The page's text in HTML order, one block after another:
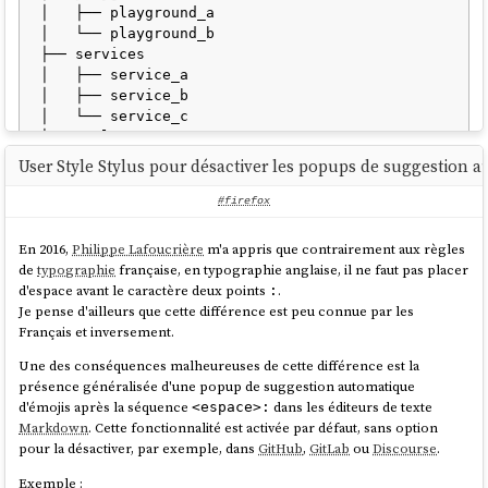
priority::7days: une issue qui doit être traitée d'ici à 1
semaine
Labels de workflow
Une issue doit avoir un et seulement un label de type
un seul label de typeproduct-review.
Couleur :0033CC
spécifiée par un membre de l'équipe produit
workflow::need-design: l'issue a besoin de
wireframe, design, …
workflow::need-tech-specs: l'issue doit être
affinerpar un membre de l'équipe tech
workflow::ready-for-development : l'issue est
prête à être implémentée
workflow::to-be-continued
: l'issue a été
commencée, mais mise en pause parce que le
développeur est assigné sur une autre issue.
│   ├── playground_a
│   └── playground_b
├── services
│   ├── service_a
│   ├── service_b
│   └── service_c
└── tools
    ├── tool_a
    ├── tool_b
User Style Stylus pour désactiver les popups de suggestion
#firefox
En 2016,Philippe Lafoucrière m'a appris que contrairement aux règles
detypographie française, en typographie anglaise, il ne faut pas placer
d'espace avant le caractère deux points : .
Je pense d'ailleurs que cette différence est peu connue par les
Français et inversement.
Une des conséquences malheureuses de cette différence est la
présence généralisée d'une popup de suggestion automatique
d'émojis après la séquence<espace>: dans les éditeurs de texte
Markdown. Cette fonctionnalité est activée par défaut, sans option
pour la désactiver, par exemple, dansGitHub,GitLab ouDiscourse.
Exemple :